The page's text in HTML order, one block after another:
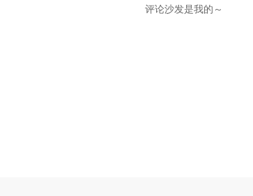
评论沙发是我的～